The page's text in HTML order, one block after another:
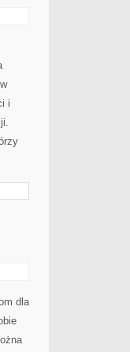
i
dla